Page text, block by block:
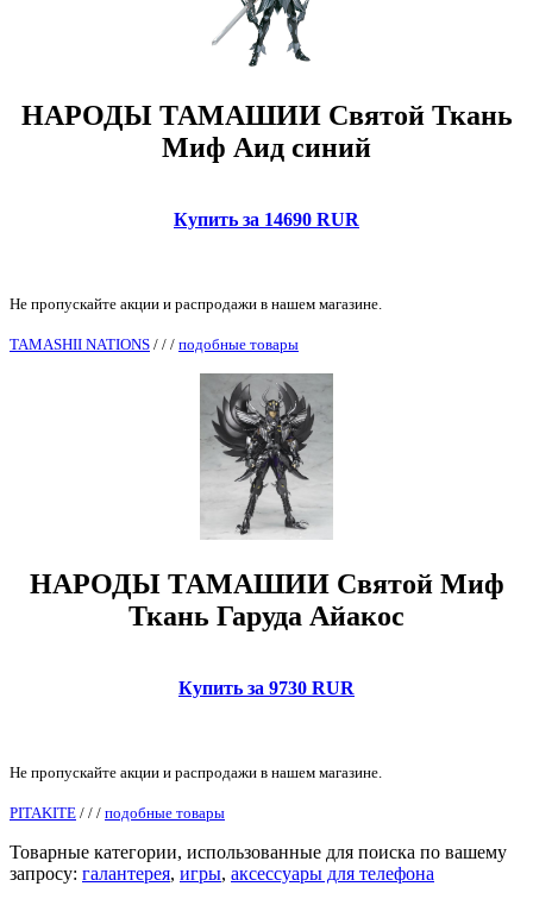
НАРОДЫ ТАМАШИИ Святой Ткань
Миф Аид синий
Купить за 14690 RUR
Не пропускайте акции и распродажи в нашем магазине.
TAMASHII NATIONS / / / подобные товары
НАРОДЫ ТАМАШИИ Святой Миф
Ткань Гаруда Айакос
Купить за 9730 RUR
Не пропускайте акции и распродажи в нашем магазине.
PITAKITE / / / подобные товары
Товарные категории, использованные для поиска по вашему
запросу: галантерея, игры, аксессуары для телефона